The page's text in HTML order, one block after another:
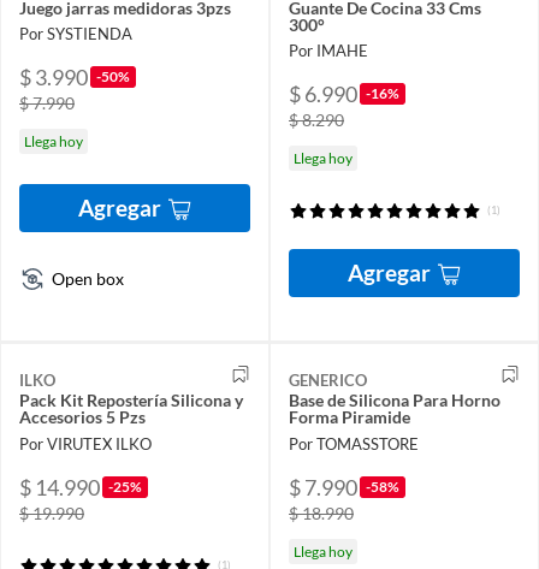
Juego jarras medidoras 3pzs
Por SYSTIENDA
$ 3.990 -50%
$ 7.990
Llega hoy
Agregar
Open box
Guante De Cocina 33 Cms
300°
Por IMAHE
$ 6.990 -16%
$ 8.290
Llega hoy
(1)
Agregar
ILKO
Pack Kit Repostería Silicona y
Accesorios 5 Pzs
Por VIRUTEX ILKO
$ 14.990 -25%
$ 19.990
(1)
GENERICO
Base de Silicona Para Horno
Forma Piramide
Por TOMASSTORE
$ 7.990 -58%
$ 18.990
Llega hoy